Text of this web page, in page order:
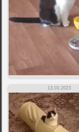
13.03.2023